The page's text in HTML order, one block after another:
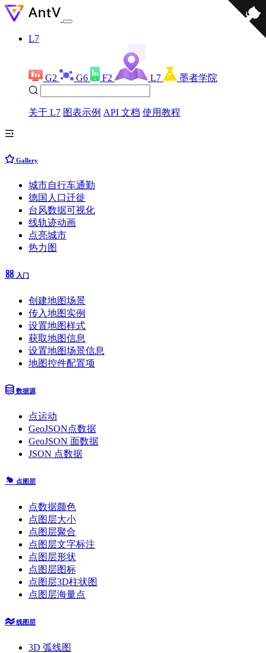
L7
G2 G6 F2 L7 墨者学院
关于 L7 图表示例 API 文档 使用教程
Gallery
城市自行车通勤
德国人口迁徙
台风数据可视化
线轨迹动画
点亮城市
热力图
入门
创建地图场景
传入地图实例
设置地图样式
获取地图信息
设置地图场景信息
地图控件配置项
数据源
点运动
GeoJSON点数据
GeoJSON 面数据
JSON 点数据
点图层
点数据颜色
点图层大小
点图层聚合
点图层文字标注
点图层形状
点图层图标
点图层3D柱状图
点图层海量点
线图层
3D 弧线图